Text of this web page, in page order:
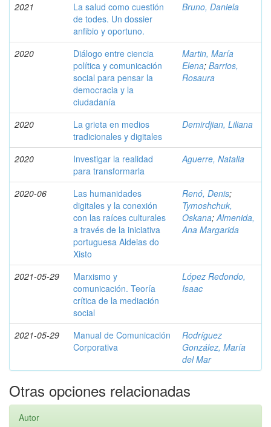
2021
La salud como cuestión
de todes. Un dossier
anfibio y oportuno.
Bruno, Daniela
2020
Diálogo entre ciencia
política y comunicación
social para pensar la
democracia y la
ciudadanía
Martin, María
Elena; Barrios,
Rosaura
2020
La grieta en medios
tradicionales y digitales
Demirdjian, Liliana
2020
Investigar la realidad
para transformarla
Aguerre, Natalia
2020-06
Las humanidades
digitales y la conexión
con las raíces culturales
a través de la iniciativa
portuguesa Aldeias do
Xisto
Renó, Denis;
Tymoshchuk,
Oskana;Almenida,
Ana Margarida
2021-05-29
Marxismo y
comunicación. Teoría
crítica de la mediación
social
López Redondo,
Isaac
2021-05-29
Manual de Comunicación
Corporativa
Rodríguez
González, María
del Mar
Otras opciones relacionadas
Autor